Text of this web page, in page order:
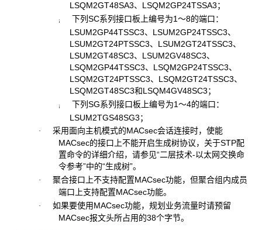
LSQM2GT48SA3、LSQM2GP24TSSA3；
¡
下列SC系列接口板上编号为1～8的端口：
LSUM2GP44TSSC3、LSUM2GP24TSSC3、
LSUM2GT24PTSSC3、LSUM2GT24TSSC3、
LSUM2GT48SC3、LSUM2GV48SC3、
LSQM2GP44TSSC3、LSQM2GP24TSSC3、
LSQM2GT24PTSSC3、LSQM2GT24TSSC3、
LSQM2GT48SC3和LSQM4GV48SC3；
¡
下列SG系列接口板上编号为1～4的端口：
LSUM2TGS48SG3；
· 采用面向主机模式的MACsec会话连接时，使能
MACsec的接口上不能开启生成树协议，关于STP配
置命令的详细介绍，请参见“二层技术-以太网交换命
令参考”中的“生成树”。
· 聚合接口上不支持配置MACsec功能，但聚合组内成员
端口上支持配置MACsec功能。
· 如果要使用MACsec功能，规划业务流量时请预留
MACsec报文头所占用的38个字节。